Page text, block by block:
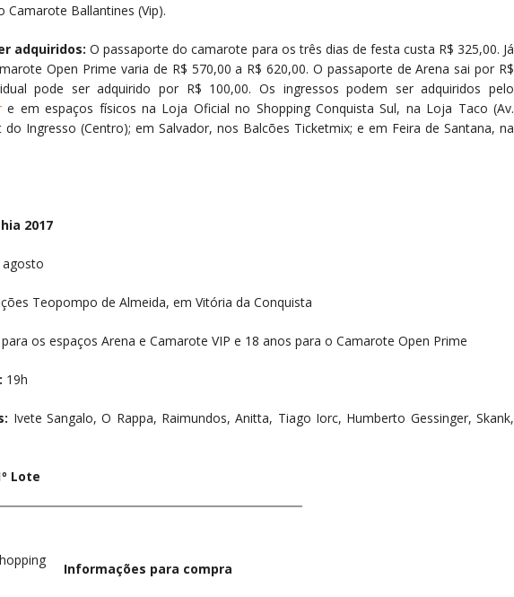
Camarote Ballantines (Vip).
adquiridos: O passaporte do camarote para os três dias de festa custa R$ 325,00. Já
Open Prime varia de R$ 570,00 a R$ 620,00. O passaporte de Arena sai por R$
pode ser adquirido por R$ 100,00. Os ingressos podem ser adquiridos pelo
e em espaços físicos na Loja Oficial no Shopping Conquista Sul, na Loja Taco (Av.
Ingresso (Centro); em Salvador, nos Balcões Ticketmix; e em Feira de Santana, na
2017
agosto
Teopompo de Almeida, em Vitória da Conquista
os espaços Arena e Camarote VIP e 18 anos para o Camarote Open Prime
19h
Ivete Sangalo, O Rappa, Raimundos, Anitta, Tiago Iorc, Humberto Gessinger, Skank,
Lote
Informações para compra